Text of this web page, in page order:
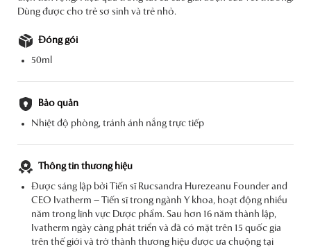
Dùng được cho trẻ sơ sinh và trẻ nhỏ.
Đóng gói
50ml
Bảo quản
Nhiệt độ phòng, tránh ánh nắng trực tiếp
Thông tin thương hiệu
Được sáng lập bởi Tiến sĩ Rucsandra Hurezeanu Founder and
CEO Ivatherm – Tiến sĩ trong ngành Y khoa, hoạt động nhiều
năm trong lĩnh vực Dược phẩm. Sau hơn 16 năm thành lập,
Ivatherm ngày càng phát triển và đã có mặt trên 15 quốc gia
trên thế giới và trở thành thương hiệu được ưa chuộng tại